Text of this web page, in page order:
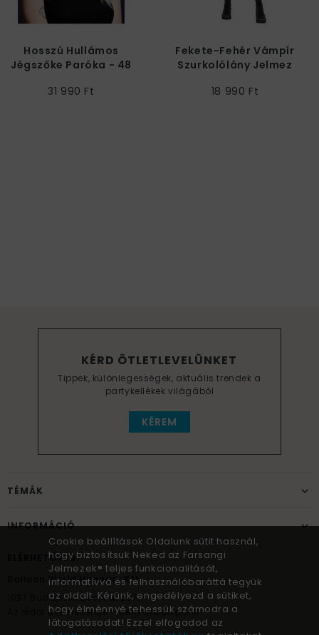
Hosszú Hullámos
Jégszőke Paróka - 48
31 990 Ft
Fekete-Fehér Vámpír
Szurkolólány Jelmez
18 990 Ft
KÉRD ÖTLETLEVELÜNKET
Tippek, különlegességek, aktuális trendek a
partykellékek világából
KÉREM
TÉMÁK
INFORMÁCIÓ
ELÉRHETŐSÉG
Balloon World Hungary Kft.
Budapest, Bécsi út 267.
Az oldal üzemeltetője – nem átadó pont!
Cookie beállítások Oldalunk sütit használ,
hogy biztosítsuk Neked az Farsangi
Jelmezek® teljes funkcionalitását,
informatívvá és felhasználóbaráttá tegyük
az oldalt. Kérünk, engedélyezd a sütiket,
hogy élménnyé tehessük számodra a
látogatásodat! Ezzel elfogadod az